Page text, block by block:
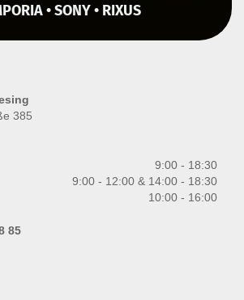
• SONY • RIXUS
385
9:00 - 18:30
9:00 - 12:00 & 14:00 - 18:30
10:00 - 16:00
85